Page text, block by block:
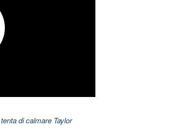
di calmare Taylor